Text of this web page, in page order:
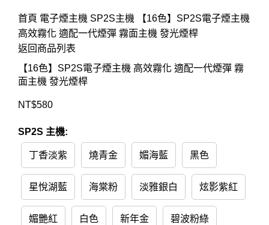
首頁 電子煙主機 SP2S主機
【16色】SP2S電子煙主機
高效霧化 適配一代煙彈 霧面主機 發光煙桿
返回商品列表
【16色】SP2S電子煙主機 高效霧化 適配一代煙彈 霧
面主機 發光煙桿
NT$580
SP2S 主機:
丁香淡紫 燒青金 媚海藍 黑色
星悅湖藍 海棠粉 淡雅銀白 炫影紫紅
媚艷紅 白色 新年金 碧波粉綠